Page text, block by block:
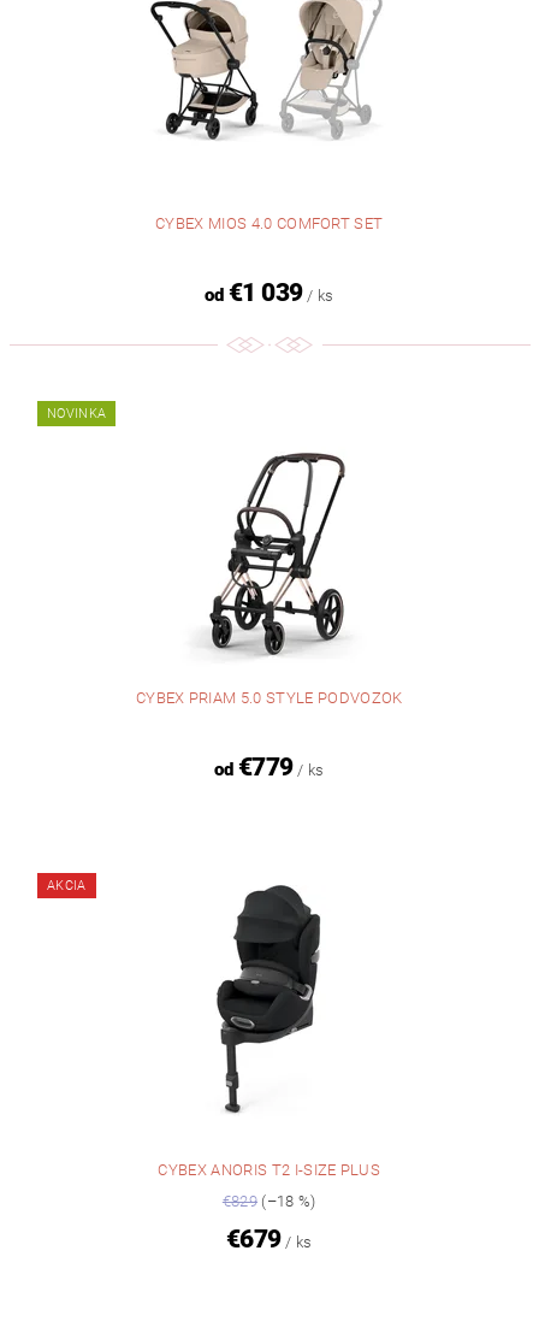
CYBEX MIOS 4.0 COMFORT SET
od€1 039 / ks
NOVINKA
CYBEX PRIAM 5.0 STYLE PODVOZOK
od€779 / ks
AKCIA
CYBEX ANORIS T2 I-SIZE PLUS
€829 (–18 %)
€679 / ks